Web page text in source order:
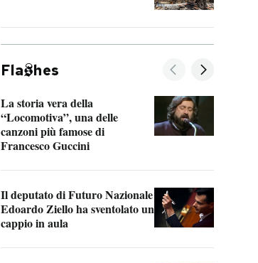
Fla hes
La storia vera della
“Locomotiva”, una delle
canzoni più famose di
Francesco Guccini
Il deputato di Futuro Nazionale
Edoardo Ziello ha sventolato un
cappio in aula